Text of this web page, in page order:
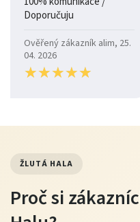
Doporučuju
Ověřený zákazník alim, 25.
04. 2026
★★★★★
★★★★★
ŽLUTÁ HALA
Proč si